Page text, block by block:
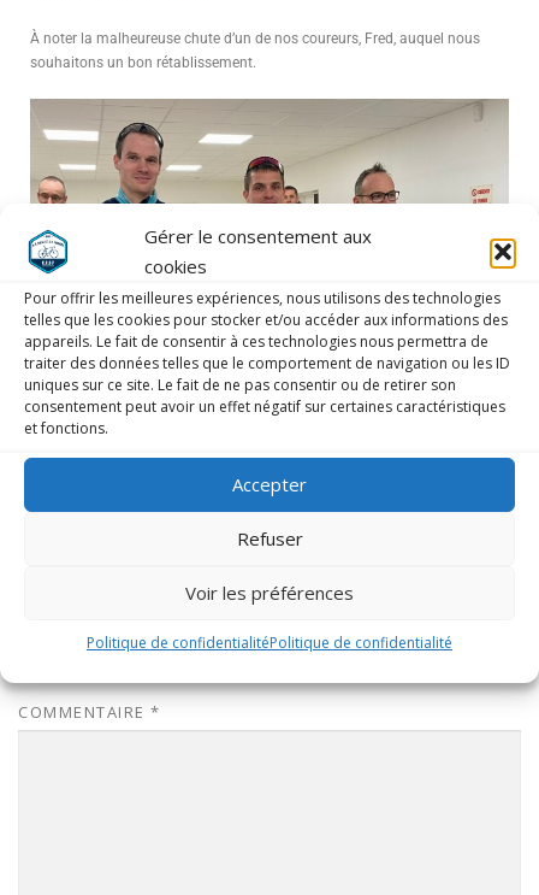
Gérer le consentement aux
cookies
Pour offrir les meilleures expériences, nous utilisons des technologies
telles que les cookies pour stocker et/ou accéder aux informations des
appareils. Le fait de consentir à ces technologies nous permettra de
traiter des données telles que le comportement de navigation ou les ID
uniques sur ce site. Le fait de ne pas consentir ou de retirer son
consentement peut avoir un effet négatif sur certaines caractéristiques
et fonctions.
Accepter
Refuser
Voir les préférences
Politique de confidentialitéPolitique de confidentialité
À noter la malheureuse chute d’un de nos coureurs, Fred, auquel nous
souhaitons un bon rétablissement.
COMMENTAIRE *